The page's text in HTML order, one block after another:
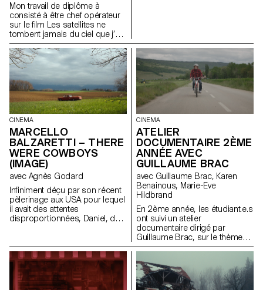
Mon travail de diplôme à
consisté à être chef opérateur
sur le film Les satellites ne
tombent jamais du ciel que j’ai
co-réalisé avec Matias Carlier,
alumni de l’Ecal en cinéma
promotion 2022.
CINEMA
MARCELLO
BALZARETTI – THERE
WERE COWBOYS
(IMAGE)
avec Agnès Godard
Infiniment déçu par son récent
pèlerinage aux USA pour lequel
il avait des attentes
disproportionnées, Daniel, de
morne et voit un jour apparaître
devant lui un cowboy
fantomatique qui lui confie une
mission : voler une Chevy El
Camino.
CINEMA
ATELIER
DOCUMENTAIRE 2ÈME
ANNÉE AVEC
GUILLAUME BRAC
avec Guillaume Brac, Karen
Benainous, Marie-Eve
Hildbrand
En 2ème année, les étudiant.e.s
ont suivi un atelier
documentaire dirigé par
Guillaume Brac, sur le thème
de l'amitié.